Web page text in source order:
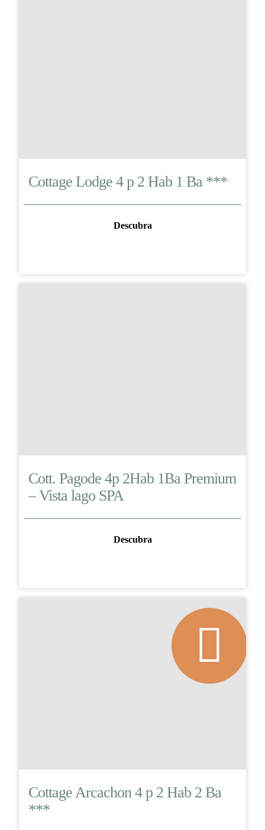
Cottage Lodge 4 p 2 Hab 1 Ba ***
Descubra
Cott. Pagode 4p 2Hab 1Ba Premium
– Vista lago SPA
Descubra
Cottage Arcachon 4 p 2 Hab 2 Ba
***